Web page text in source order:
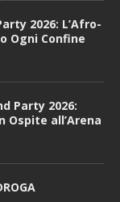
2026: L’Afro-
Ogni Confine
Party 2026:
Ospite all’Arena